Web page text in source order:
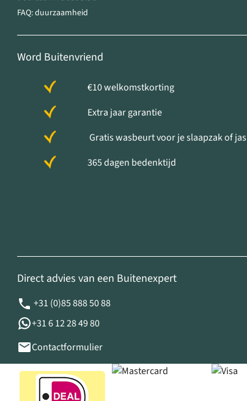
FAQ: duurzaamheid
Word Buitenvriend
€10 welkomstkorting
Extra jaar garantie
Gratis wasbeurt voor je slaapzak of jas
365 dagen bedenktijd
Direct advies van een Buitenexpert
+31 (0)85 888 50 88
+31 6 12 28 49 80
Contactformulier